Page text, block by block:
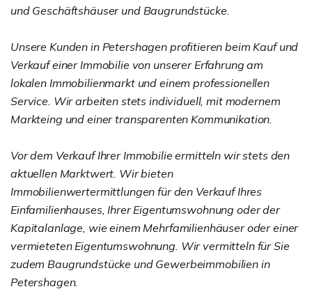
und Geschäftshäuser und Baugrundstücke.
Unsere Kunden in Petershagen profitieren beim Kauf und
Verkauf einer Immobilie von unserer Erfahrung am
lokalen Immobilienmarkt und einem professionellen
Service. Wir arbeiten stets individuell, mit modernem
Markteing und einer transparenten Kommunikation.
Vor dem Verkauf Ihrer Immobilie ermitteln wir stets den
aktuellen Marktwert. Wir bieten
Immobilienwertermittlungen für den Verkauf Ihres
Einfamilienhauses, Ihrer Eigentumswohnung oder der
Kapitalanlage, wie einem Mehrfamilienhäuser oder einer
vermieteten Eigentumswohnung. Wir vermitteln für Sie
zudem Baugrundstücke und Gewerbeimmobilien in
Petershagen.